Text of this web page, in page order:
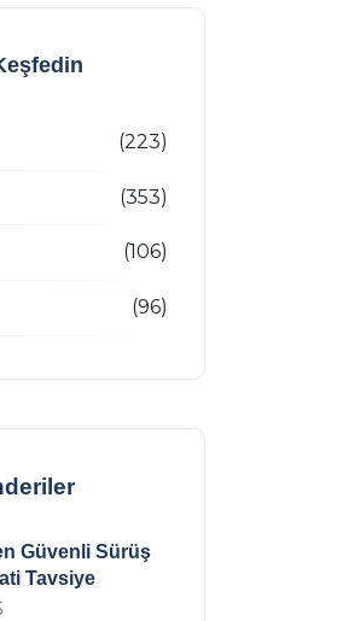
(223)
(353)
(106)
(96)
Güvenli Sürüş
Tavsiye